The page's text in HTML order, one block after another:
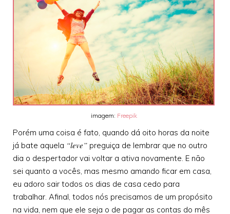
imagem: Freepik
Porém uma coisa é fato, quando dá oito horas da noite
já bate aquela “leve” preguiça de lembrar que no outro
dia o despertador vai voltar a ativa novamente. E não
sei quanto a vocês, mas mesmo amando ficar em casa,
eu adoro sair todos os dias de casa cedo para
trabalhar. Afinal, todos nós precisamos de um propósito
na vida, nem que ele seja o de pagar as contas do mês